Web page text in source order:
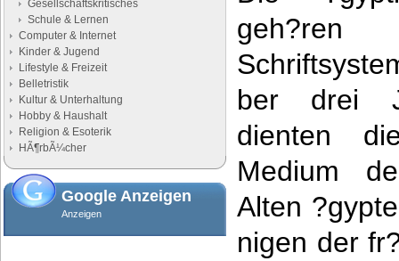
Gesellschaftskritisches
Schule & Lernen
Computer & Internet
Kinder & Jugend
Lifestyle & Freizeit
Belletristik
Kultur & Unterhaltung
Hobby & Haushalt
Religion & Esoterik
HÃ¶rbÃ¼cher
Google Anzeigen
Anzeigen
ber drei
dienten
Medium
Alten
nigen der